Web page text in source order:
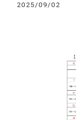
2025/09/02